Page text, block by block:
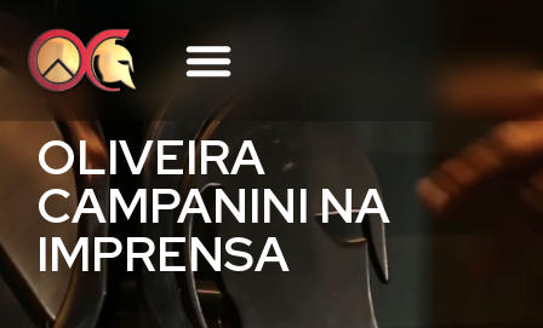
OLIVEIRA
CAMPANINI NA
IMPRENSA